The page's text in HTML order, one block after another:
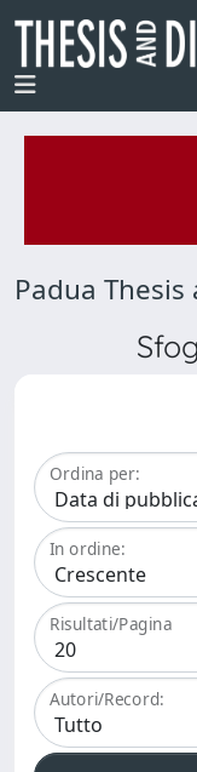
Padua
Ordina per:
In ordine:
Risultati/Pagina
Autori/Record: